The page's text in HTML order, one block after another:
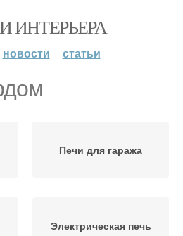
ИНТЕРЬЕРА
новости статьи
Печи для гаража
Электрическая печь